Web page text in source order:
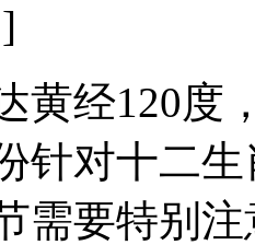
黄经120度
针对十二
需要特别